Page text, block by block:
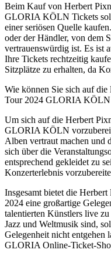
Beim Kauf von Herbert
GLORIA KÖLN Tickets
einer seriösen Quelle
oder der Händler, von dem
vertrauenswürdig ist. Es ist
Ihre Tickets rechtzeitig
Sitzplätze zu erhalten, da
Wie können Sie sich auf
Tour 2024 GLORIA KÖLN
Um sich auf die Herbert
GLORIA KÖLN
Alben vertraut machen und
sich über die
entsprechend gekleidet zu
Konzerterlebnis
Insgesamt bietet die
2024 eine großartige
talentierten Künstlers live
Jazz und Weltmusik sind,
Gelegenheit nicht entgehen
GLORIA Online-Ticket-